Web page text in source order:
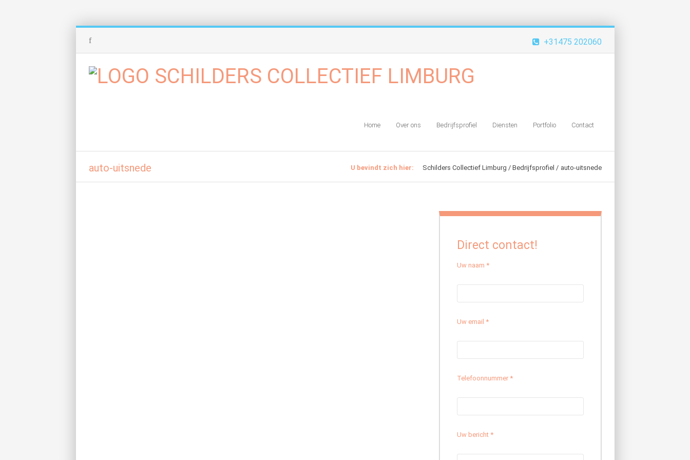
+31475 202060
Home Over ons Bedrijfsprofiel Diensten Portfolio Contact
auto-uitsnede U bevindt zich hier: Schilders Collectief Limburg Bedrijfsprofiel auto-uitsnede
Direct contact!
Uw naam *
Uw email *
Telefoonnummer *
Uw bericht *